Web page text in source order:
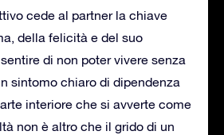
cede al partner la chiave
della felicità e del suo
di non poter vivere senza
sintomo chiaro di dipendenza
interiore che si avverte come
non è altro che il grido di un